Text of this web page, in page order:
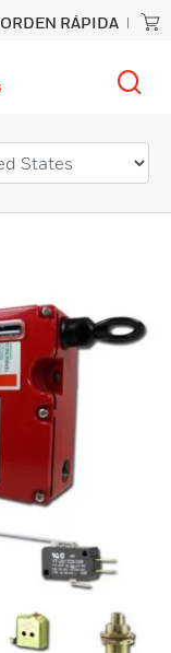
ORDEN RÁPIDA